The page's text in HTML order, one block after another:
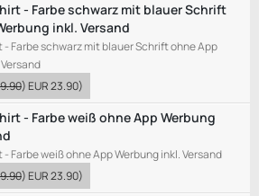
- Farbe schwarz mit blauer Schrift
inkl. Versand
- Farbe schwarz mit blauer Schrift ohne App
)EUR 23.90)
- Farbe weiß ohne App Werbung
- Farbe weiß ohne App Werbung inkl. Versand
)EUR 23.90)